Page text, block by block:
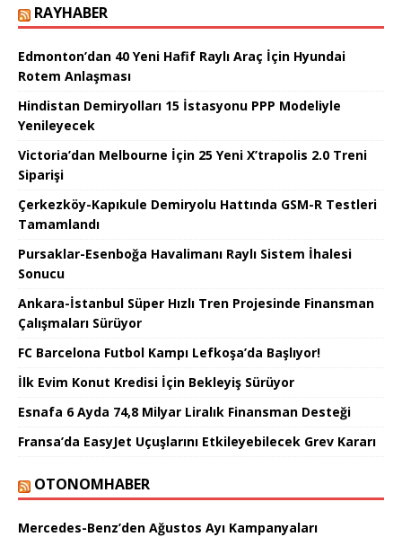
RAYHABER
Edmonton’dan 40 Yeni Hafif Raylı Araç İçin Hyundai
Rotem Anlaşması
Hindistan Demiryolları 15 İstasyonu PPP Modeliyle
Yenileyecek
Victoria’dan Melbourne İçin 25 Yeni X’trapolis 2.0 Treni
Siparişi
Çerkezköy-Kapıkule Demiryolu Hattında GSM-R Testleri
Tamamlandı
Pursaklar-Esenboğa Havalimanı Raylı Sistem İhalesi
Sonucu
Ankara-İstanbul Süper Hızlı Tren Projesinde Finansman
Çalışmaları Sürüyor
FC Barcelona Futbol Kampı Lefkoşa’da Başlıyor!
İlk Evim Konut Kredisi İçin Bekleyiş Sürüyor
Esnafa 6 Ayda 74,8 Milyar Liralık Finansman Desteği
Fransa’da EasyJet Uçuşlarını Etkileyebilecek Grev Kararı
OTONOMHABER
Mercedes-Benz’den Ağustos Ayı Kampanyaları